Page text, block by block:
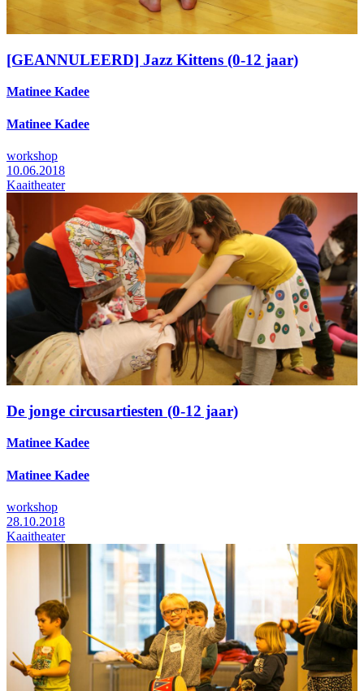
[GEANNULEERD] Jazz Kittens (0-12 jaar)
Matinee Kadee
Matinee Kadee
workshop
10.06.2018
Kaaitheater
De jonge circusartiesten (0-12 jaar)
Matinee Kadee
Matinee Kadee
workshop
28.10.2018
Kaaitheater